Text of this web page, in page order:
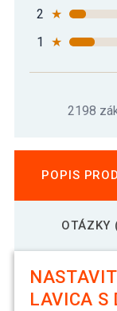
2 ★
1
★
2198
POPIS
OTÁZKY
LAVICA S